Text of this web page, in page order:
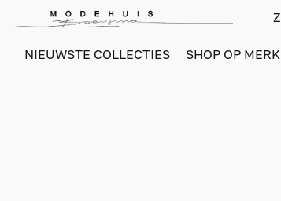
NIEUWSTE COLLECTIES SHOP OP MERK